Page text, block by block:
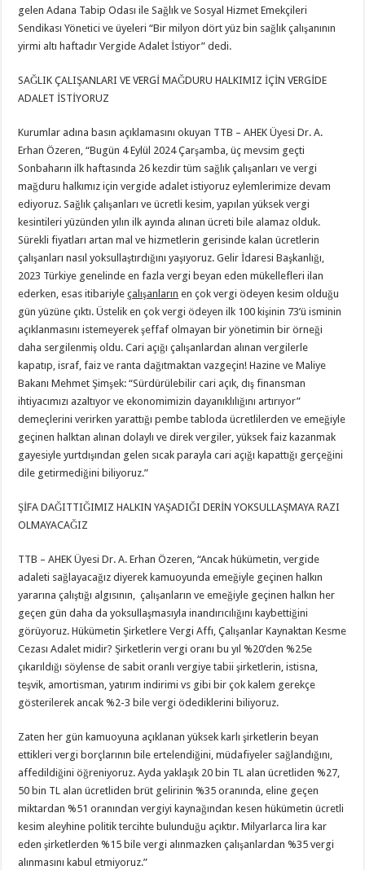
gelen Adana Tabip Odası ile Sağlık ve Sosyal Hizmet Emekçileri
Sendikası Yönetici ve üyeleri “Bir milyon dört yüz bin sağlık çalışanının
yirmi altı haftadır Vergide Adalet İstiyor” dedi.
SAĞLIK ÇALIŞANLARI VE VERGİ MAĞDURU HALKIMIZ İÇİN VERGİDE
ADALET İSTİYORUZ
Kurumlar adına basın açıklamasını okuyan TTB – AHEK Üyesi Dr. A.
Erhan Özeren, “Bugün 4 Eylül 2024 Çarşamba, üç mevsim geçti
Sonbaharın ilk haftasında 26 kezdir tüm sağlık çalışanları ve vergi
mağduru halkımız için vergide adalet istiyoruz eylemlerimize devam
ediyoruz. Sağlık çalışanları ve ücretli kesim, yapılan yüksek vergi
kesintileri yüzünden yılın ilk ayında alınan ücreti bile alamaz olduk.
Sürekli fiyatları artan mal ve hizmetlerin gerisinde kalan ücretlerin
çalışanları nasıl yoksullaştırdığını yaşıyoruz. Gelir İdaresi Başkanlığı,
2023 Türkiye genelinde en fazla vergi beyan eden mükellefleri ilan
ederken, esas itibariyleçalışanların en çok vergi ödeyen kesim olduğu
gün yüzüne çıktı. Üstelik en çok vergi ödeyen ilk 100 kişinin 73’ü isminin
açıklanmasını istemeyerek şeffaf olmayan bir yönetimin bir örneği
daha sergilenmiş oldu. Cari açığı çalışanlardan alınan vergilerle
kapatıp, israf, faiz ve ranta dağıtmaktan vazgeçin! Hazine ve Maliye
Bakanı Mehmet Şimşek: “Sürdürülebilir cari açık, dış finansman
ihtiyacımızı azaltıyor ve ekonomimizin dayanıklılığını artırıyor”
demeçlerini verirken yarattığı pembe tabloda ücretlilerden ve emeğiyle
geçinen halktan alınan dolaylı ve direk vergiler, yüksek faiz kazanmak
gayesiyle yurtdışından gelen sıcak parayla cari açığı kapattığı gerçeğini
dile getirmediğini biliyoruz.”
ŞİFA DAĞITTIĞIMIZ HALKIN YAŞADIĞI DERİN YOKSULLAŞMAYA RAZI
OLMAYACAĞIZ
TTB – AHEK Üyesi Dr. A. Erhan Özeren, “Ancak hükümetin, vergide
adaleti sağlayacağız diyerek kamuoyunda emeğiyle geçinen halkın
yararına çalıştığı algısının, çalışanların ve emeğiyle geçinen halkın her
geçen gün daha da yoksullaşmasıyla inandırıcılığını kaybettiğini
görüyoruz. Hükümetin Şirketlere Vergi Affı, Çalışanlar Kaynaktan Kesme
Cezası Adalet midir? Şirketlerin vergi oranı bu yıl %20’den %25e
çıkarıldığı söylense de sabit oranlı vergiye tabii şirketlerin, istisna,
teşvik, amortisman, yatırım indirimi vs gibi bir çok kalem gerekçe
gösterilerek ancak %2-3 bile vergi ödediklerini biliyoruz.
Zaten her gün kamuoyuna açıklanan yüksek karlı şirketlerin beyan
ettikleri vergi borçlarının bile ertelendiğini, müdafiyeler sağlandığını,
affedildiğini öğreniyoruz. Ayda yaklaşık 20 bin TL alan ücretliden %27,
50 bin TL alan ücretliden brüt gelirinin %35 oranında, eline geçen
miktardan %51 oranından vergiyi kaynağından kesen hükümetin ücretli
kesim aleyhine politik tercihte bulunduğu açıktır. Milyarlarca lira kar
eden şirketlerden %15 bile vergi alınmazken çalışanlardan %35 vergi
alınmasını kabul etmiyoruz.”